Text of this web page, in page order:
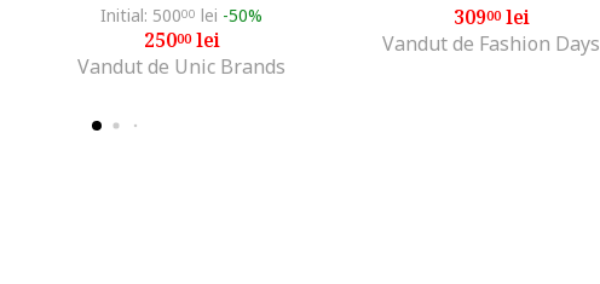
Initial: 50000 lei -50%
25000lei
Vandut de Unic Brands
30900lei
Vandut de Fashion Days